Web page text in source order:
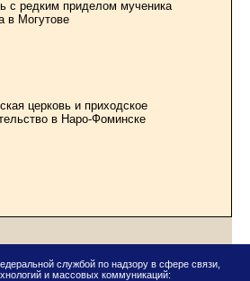
с редким приделом мученика
в Могутове
церковь и приходское
в Наро-Фоминске
службой по надзору в сфере связи,
и массовых коммуникаций: